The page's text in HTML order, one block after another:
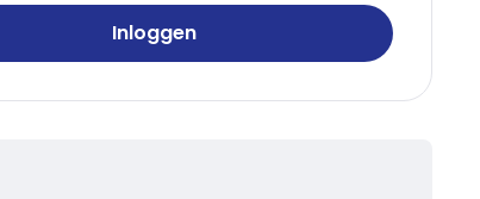
Inloggen